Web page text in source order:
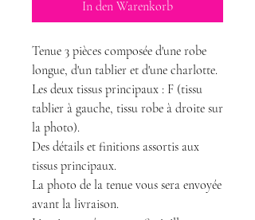
In den Warenkorb
Tenue 3 pièces composée d'une robe
longue, d'un tablier et d'une charlotte.
Les deux tissus principaux : F (tissu
tablier à gauche, tissu robe à droite sur
la photo).
Des détails et finitions assortis aux
tissus principaux.
La photo de la tenue vous sera envoyée
avant la livraison.